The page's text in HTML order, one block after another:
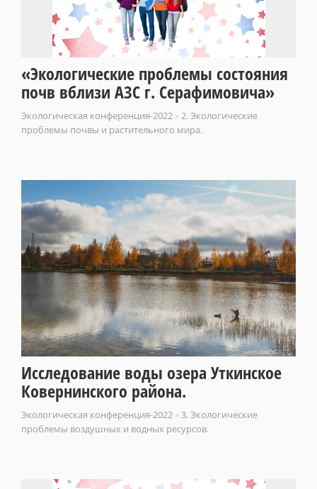
«Экологические проблемы состояния
почв вблизи АЗС г. Серафимовича»
Экологическая конференция-2022 »2. Экологические
проблемы почвы и растительного мира.
Исследование воды озера Уткинское
Ковернинского района.
Экологическая конференция-2022 » 3. Экологические
проблемы воздушных и водных ресурсов.